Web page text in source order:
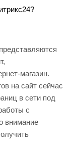
магазин.
на сайт сейчас
в сети под
с
внимание